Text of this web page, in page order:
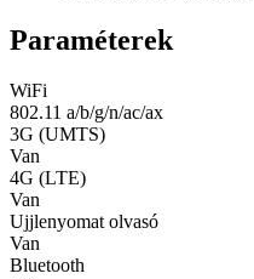
Paraméterek
WiFi
802.11 a/b/g/n/ac/ax
3G (UMTS)
Van
4G (LTE)
Van
Ujjlenyomat olvasó
Van
Bluetooth